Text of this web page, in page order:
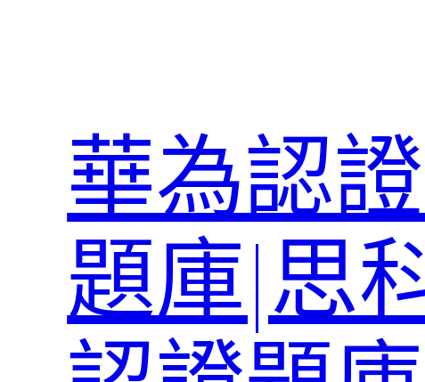
華為認
題庫|思